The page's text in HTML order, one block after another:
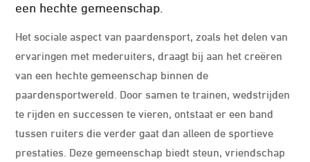
een hechte gemeenschap.
Het sociale aspect van paardensport, zoals het delen van
ervaringen met mederuiters, draagt bij aan het creëren
van een hechte gemeenschap binnen de
paardensportwereld. Door samen te trainen, wedstrijden
te rijden en successen te vieren, ontstaat er een band
tussen ruiters die verder gaat dan alleen de sportieve
prestaties. Deze gemeenschap biedt steun, vriendschap